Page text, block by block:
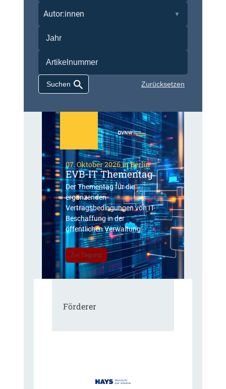
Autor:innen
Zurücksetzen
07. Oktober 2026 in Berlin
EVB-IT Thementag
Der Thementag für die
ergänzenden
Vertragsbedingungen von IT-
Beschaffung in der
öffentlichen Verwaltung
Zur Tagung
Förderer